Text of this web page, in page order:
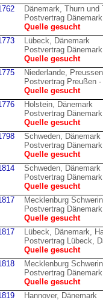
Dänemark, Thurn und
Postvertrag
Quelle gesucht
Lübeck, Dänemark
Postvertrag
Quelle gesucht
Niederlande, Preussen
Postvertrag Preußen
Quelle gesucht
Holstein, Dänemark
Postvertrag
Quelle gesucht
Schweden, Dänemark
Postvertrag
Quelle gesucht
Schweden, Dänemark
Postvertrag
Quelle gesucht
Mecklenburg
Postvertrag
Quelle gesucht
Lübeck, Dänemark,
Postvertrag Lübeck,
Quelle gesucht
Mecklenburg
Postvertrag
Quelle gesucht
Hannover, Dänemark